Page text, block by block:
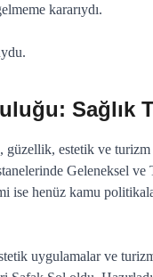
kararıydı.
Sağlık
güzellik, estetik ve
Geleneksel ve
ise henüz kamu
uygulamalar ve